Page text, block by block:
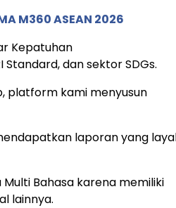
M360 ASEAN 2026
Kepatuhan
Standard, dan sektor SDGs.
platform kami menyusun
laporan yang
Bahasa karena memiliki
lainnya.